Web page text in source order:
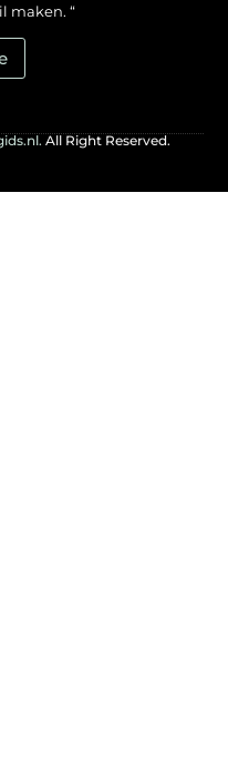
maken. “
All Right Reserved.